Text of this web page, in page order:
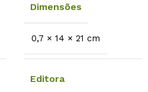
Dimensões
0,7 × 14 × 21 cm
Editora